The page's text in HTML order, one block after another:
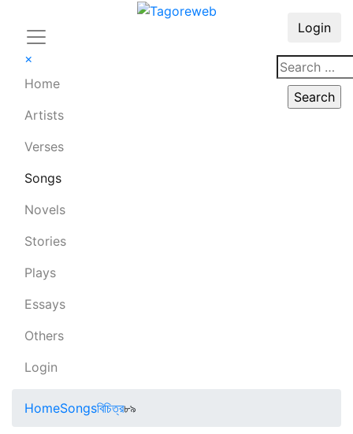
×
Home
Artists
Verses
Songs
Novels
Stories
Plays
Essays
Others
Login
Login
HomeSongsবিচিত্র৮৯